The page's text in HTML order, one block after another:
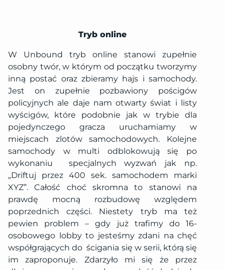
Tryb online
W Unbound tryb online stanowi zupełnie
osobny twór, w którym od początku tworzymy
inną postać oraz zbieramy hajs i samochody.
Jest on zupełnie pozbawiony pościgów
policyjnych ale daje nam otwarty świat i listy
wyścigów, które podobnie jak w trybie dla
pojedynczego gracza uruchamiamy w
miejscach zlotów samochodowych. Kolejne
samochody w multi odblokowują się po
wykonaniu specjalnych wyzwań jak np.
„Driftuj przez 400 sek. samochodem marki
XYZ”. Całość choć skromna to stanowi na
prawdę mocną rozbudowę względem
poprzednich części. Niestety tryb ma też
pewien problem – gdy już trafimy do 16-
osobowego lobby to jesteśmy zdani na chęć
współgrających do ścigania się w serii, którą się
im zaproponuje. Zdarzyło mi się że przez